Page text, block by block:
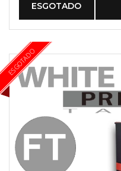
ESGOTADO
ESGOTADO